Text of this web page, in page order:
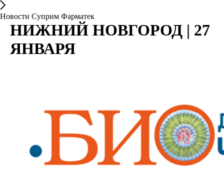
Новости Суприм Фарматек
НИЖНИЙ НОВГОРОД | 27
ЯНВАРЯ